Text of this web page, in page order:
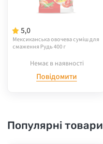
5,0
Мексиканська овочева суміш для
смаження Рудь 400 г
Немає в наявності
Повідомити
Популярні товари